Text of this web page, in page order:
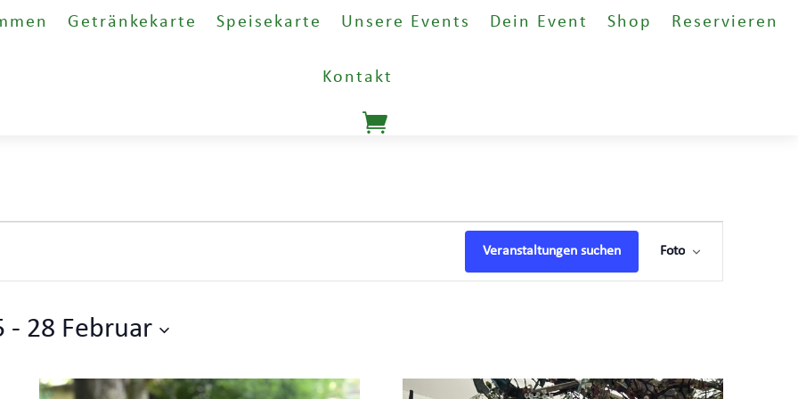
Getränkekarte Speisekarte Unsere Events Dein Event Shop Reservieren
Kontakt
Veranstaltungen suchen
Ansichten-
Foto
- 28 Februar